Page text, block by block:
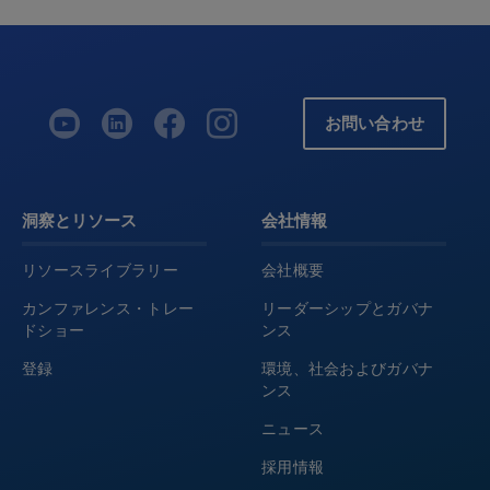
お問い合わせ
洞察とリソース
リソースライブラリー
カンファレンス・トレー
ドショー
登録
会社情報
会社概要
リーダーシップとガバナ
ンス
環境、社会およびガバナ
ンス
ニュース
採用情報